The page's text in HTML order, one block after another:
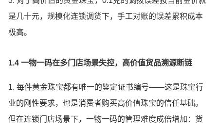
是几十元，规模化连锁调货下，手工对账的误差累积成本
极高。
1.4 一物一码在多门店场景失控，高价值货品溯源断链
1. 每件黄金珠宝都有唯一的鉴定证书编号——这是珠宝行
业的刚性要求，也是消费者购买高价值珠宝的信任基础。
但在连锁门店场景下，一物一码的管理难度成倍增加：货